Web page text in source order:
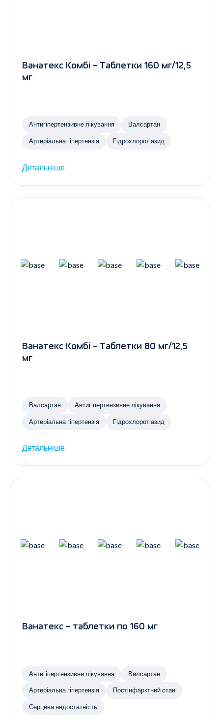
Ванатекс Комбі - Таблетки 160 мг/12,5
мг
Антигіпертензивне лікування Валсартан
Артеріальна гіпертензія Гідрохлоротіазид
Детальніше
Ванатекс Комбі - Таблетки 80 мг/12,5
мг
Валсартан Антигіпертензивне лікування
Артеріальна гіпертензія Гідрохлоротіазид
Детальніше
Ванатекс - таблетки по 160 мг
Антигіпертензивне лікування Валсартан
Артеріальна гіпертензія Постінфарктний стан
Серцева недостатність